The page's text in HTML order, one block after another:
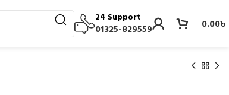
24 Support
01325-829559 0.00৳